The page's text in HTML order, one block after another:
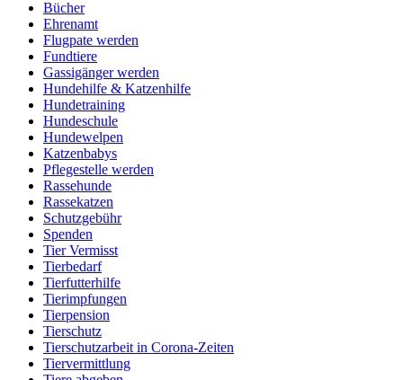
Bücher
Ehrenamt
Flugpate werden
Fundtiere
Gassigänger werden
Hundehilfe & Katzenhilfe
Hundetraining
Hundeschule
Hundewelpen
Katzenbabys
Pflegestelle werden
Rassehunde
Rassekatzen
Schutzgebühr
Spenden
Tier Vermisst
Tierbedarf
Tierfutterhilfe
Tierimpfungen
Tierpension
Tierschutz
Tierschutzarbeit in Corona-Zeiten
Tiervermittlung